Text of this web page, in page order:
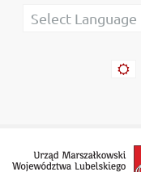
Urząd
Informacje
Lubelszczyźnie